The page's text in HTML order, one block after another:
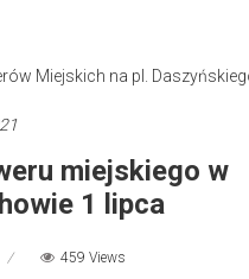
miejskiego w
1 lipca
459 Views